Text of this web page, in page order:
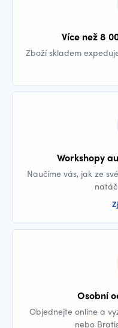
Více než 8
Zboží skladem
Workshopy
Naučíme vás, jak ze
Osobní
Objednejte online a
nebo